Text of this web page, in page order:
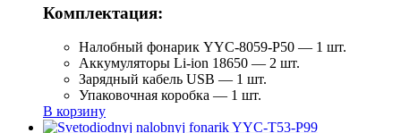
Комплектация:
Налобный фонарик YYC-8059-P50 — 1 шт.
Аккумуляторы Li-ion 18650 — 2 шт.
Зарядный кабель USB — 1 шт.
Упаковочная коробка — 1 шт.
В корзину